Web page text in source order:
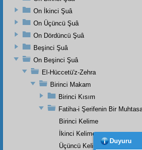
On İkinci Şuâ
On Üçüncü Şuâ
On Dördüncü Şuâ
Beşinci Şuâ
On Beşinci Şuâ
El-Hüccetü'z-Zehra
Birinci Makam
Birinci Kısım
Fatiha-i Şerifenin Bir
Birinci Kelime
İkinci Kelime
Üçüncü Kelime
Duyuru